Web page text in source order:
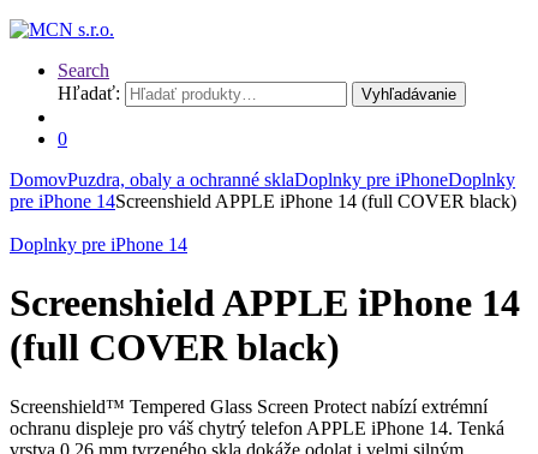
Search
Hľadať:
Vyhľadávanie
0
DomovPuzdra, obaly a ochranné sklaDoplnky pre iPhoneDoplnky
pre iPhone 14Screenshield APPLE iPhone 14 (full COVER black)
Doplnky pre iPhone 14
Screenshield APPLE iPhone 14
(full COVER black)
Screenshield™ Tempered Glass Screen Protect nabízí extrémní
ochranu displeje pro váš chytrý telefon APPLE iPhone 14. Tenká
vrstva 0,26 mm tvrzeného skla dokáže odolat i velmi silným